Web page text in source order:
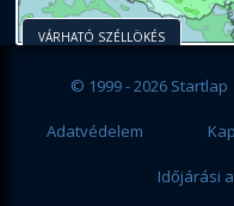
VÁRHATÓ SZÉLLÖKÉS
© 1999 - 2026 Startlap
Adatvédelem
Időjárási